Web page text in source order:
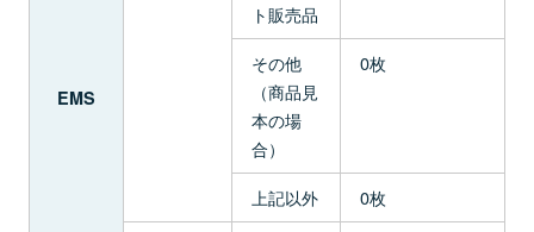
EMS
ト販売品
その他
（商品見
本の場
合）
0枚
上記以外
0枚